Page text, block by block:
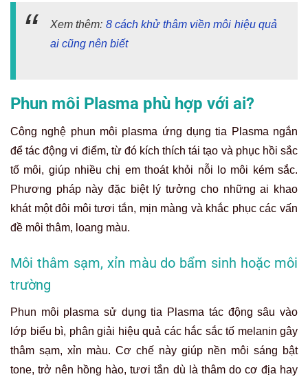
Xem thêm: 8 cách khử thâm viền môi hiệu quả
ai cũng nên biết
Phun môi Plasma phù hợp với ai?
Công nghệ phun môi plasma ứng dụng tia Plasma ngắn
để tác động vi điểm, từ đó kích thích tái tạo và phục hồi sắc
tố môi, giúp nhiều chị em thoát khỏi nỗi lo môi kém sắc.
Phương pháp này đặc biệt lý tưởng cho những ai khao
khát một đôi môi tươi tắn, mịn màng và khắc phục các vấn
đề môi thâm, loang màu.
Môi thâm sạm, xỉn màu do bẩm sinh hoặc môi
trường
Phun môi plasma sử dụng tia Plasma tác động sâu vào
lớp biểu bì, phân giải hiệu quả các hắc sắc tố melanin gây
thâm sạm, xỉn màu. Cơ chế này giúp nền môi sáng bật
tone, trở nên hồng hào, tươi tắn dù là thâm do cơ địa hay